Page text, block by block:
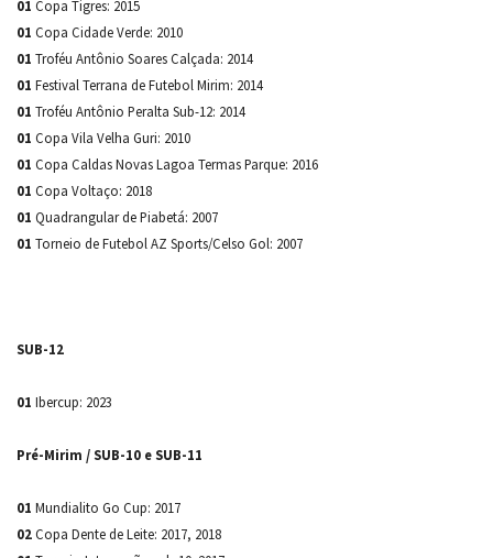
01 Copa Tigres: 2015
01 Copa Cidade Verde: 2010
01 Troféu Antônio Soares Calçada: 2014
01 Festival Terrana de Futebol Mirim: 2014
01 Troféu Antônio Peralta Sub-12: 2014
01 Copa Vila Velha Guri: 2010
01 Copa Caldas Novas Lagoa Termas Parque: 2016
01 Copa Voltaço: 2018
01 Quadrangular de Piabetá: 2007
01 Torneio de Futebol AZ Sports/Celso Gol: 2007
SUB-12
01 Ibercup: 2023
Pré-Mirim / SUB-10 e SUB-11
01 Mundialito Go Cup: 2017
02Copa Dente de Leite: 2017, 2018